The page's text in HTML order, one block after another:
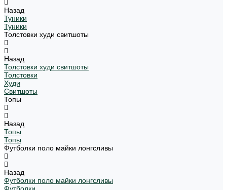
Назад
Туники
Туники
Толстовки худи свитшоты
Назад
Толстовки худи свитшоты
Толстовки
Худи
Свитшоты
Топы
Назад
Топы
Топы
Футболки поло майки лонгсливы
Назад
Футболки поло майки лонгсливы